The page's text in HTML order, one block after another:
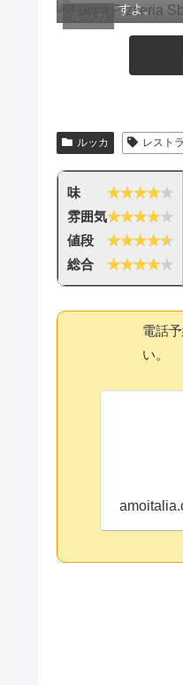
ルッカ
すよ。
ルッカ レスト
味
雰囲気
値段
総合
電話
い。